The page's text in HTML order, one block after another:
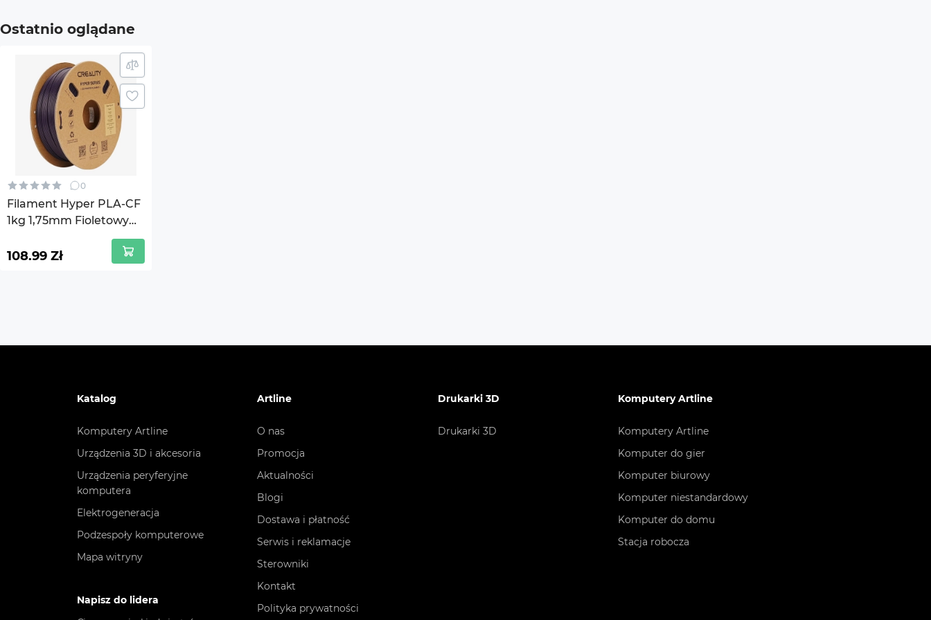
mm
Waga (bez opakowania), kg
Kraj pochodzenia towaru
Gwarancja
1 przestrzeń ładunkowa (w
opakowaniu), mm
Państwo rejestracji marki
Ostatnio oglądane
0
Filament Hyper PLA-CF
1kg 1,75mm Fioletowy
108.99 Zł
Katalog
Komputery Artline
Urządzenia 3D i akcesoria
Urządzenia peryferyjne
komputera
Elektrogeneracja
Podzespoły komputerowe
Mapa witryny
Napisz do lidera
Artline
O nas
Promocja
Aktualności
Blogi
Dostawa i płatność
Serwis i reklamacje
Sterowniki
Kontakt
Polityka prywatności
Drukarki 3D
Drukarki 3D
Komputery Artline
Komputery Artline
Komputer do gier
Komputer biurowy
Komputer niestandardowy
Komputer do domu
Stacja robocza